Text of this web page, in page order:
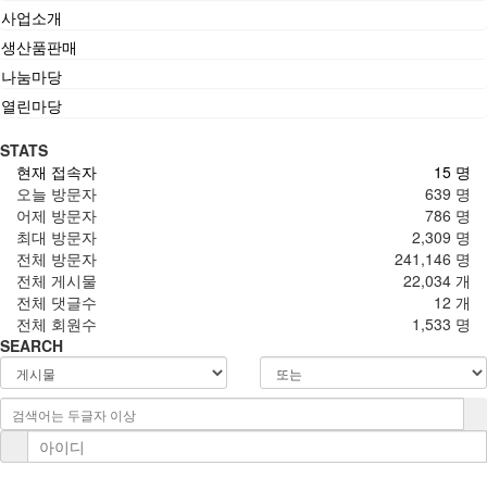
사업소개
생산품판매
나눔마당
열린마당
STATS
15 명
현재 접속자
639 명
오늘 방문자
786 명
어제 방문자
2,309 명
최대 방문자
241,146 명
전체 방문자
22,034 개
전체 게시물
12 개
전체 댓글수
1,533 명
전체 회원수
SEARCH